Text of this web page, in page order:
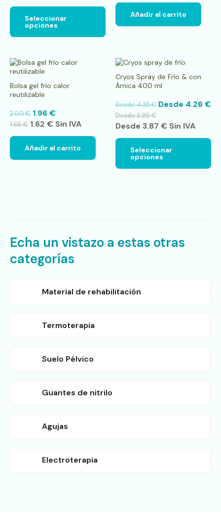
Seleccionar
opciones
la
producto
Añadir al carrito
Bolsa gel frío calor
reutilizable
2.00€ 1.96€
1.65€ 1.62 € Sin IVA
Añadir al carrito
Cryos Spray de Frío & con
Árnica 400 ml
Desde4.35€ Desde 4.26€
Desde3.95€
Desde 3.87 € Sin IVA
Seleccionar
opciones
Echa un vistazo a estas otras
categorías
Material de rehabilitación
Termoterapia
Suelo Pélvico
Guantes de nitrilo
Agujas
Electroterapia